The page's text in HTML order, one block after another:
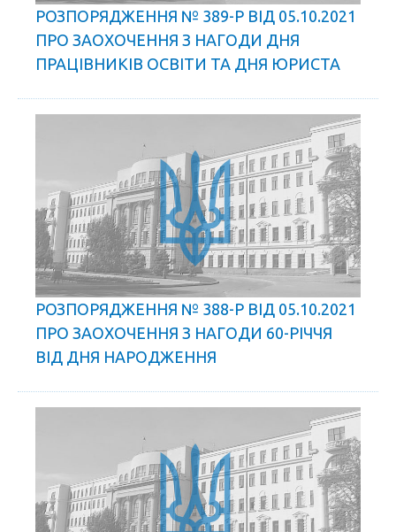
РОЗПОРЯДЖЕННЯ № 389-Р ВІД 05.10.2021
ПРО ЗАОХОЧЕННЯ З НАГОДИ ДНЯ
ПРАЦІВНИКІВ ОСВІТИ ТА ДНЯ ЮРИСТА
РОЗПОРЯДЖЕННЯ № 388-Р ВІД 05.10.2021
ПРО ЗАОХОЧЕННЯ З НАГОДИ 60-РІЧЧЯ
ВІД ДНЯ НАРОДЖЕННЯ